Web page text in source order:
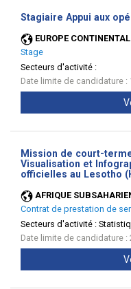
Stagiaire Appui aux
EUROPE
Stage
Secteurs d'activité :
Date limite de candidature :
Mission de court-
Visualisation et
officielles au Lesotho
AFRIQUE
Contrat de prestation de
Secteurs d'activité :
Date limite de candidature :